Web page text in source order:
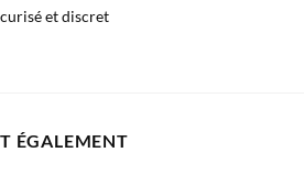
et discret
ÉGALEMENT